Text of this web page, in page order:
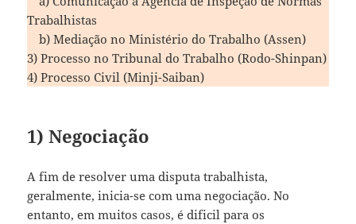
Trabalhistas
b) Mediação no Ministério do Trabalho (Assen)
3) Processo no Tribunal do Trabalho (Rodo-Shinpan)
4) Processo Civil (Minji-Saiban)
1) Negociação
A fim de resolver uma disputa trabalhista,
geralmente, inicia-se com uma negociação. No
entanto, em muitos casos, é dificil para os